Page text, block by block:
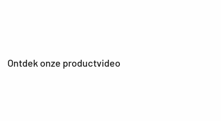
Ontdek onze productvideo